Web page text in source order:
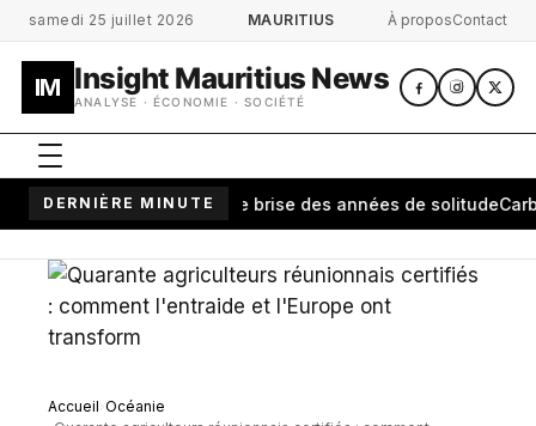
Aller au contenu principal
samedi 25 juillet 2026 MAURITIUS À proposContact
IM Insight Mauritius News
ANALYSE · ÉCONOMIE · SOCIÉTÉ
DERNIÈRE MINUTE
une cérémonie brise des années de solitude
Accueil Océanie